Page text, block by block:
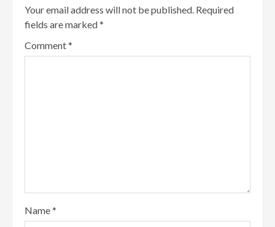
Your email address will not be published. Required
fields are marked*
Comment*
Name*